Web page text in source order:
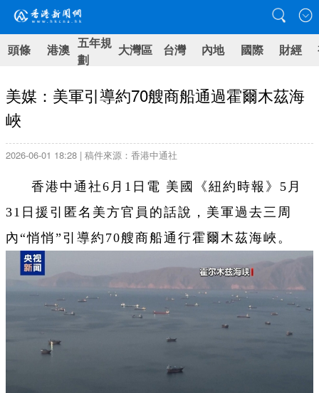
頭條 港澳 五年規
劃
大灣區 台灣 內地 國際 財經
美媒：美軍引導約70艘商船通過霍爾木茲海
峽
2026-06-01 18:28 | 稿件來源：香港中通社
香港中通社6月1日電 美國《紐約時報》5月
31日援引匿名美方官員的話說，美軍過去三周
內“悄悄”引導約70艘商船通行霍爾木茲海峽。